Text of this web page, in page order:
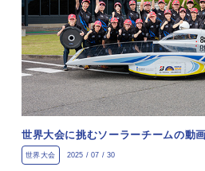
世界大会に挑むソーラーチームの動
世界大会 2025 / 07 / 30